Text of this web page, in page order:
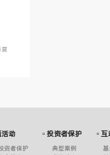
动
资者保护
投资者保护
典型案例
互